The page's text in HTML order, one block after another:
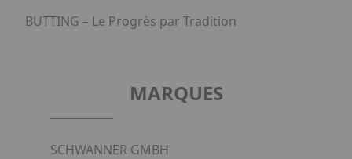
BUTTING – Le Progrès par Tradition
MARQUES
SCHWANNER GMBH